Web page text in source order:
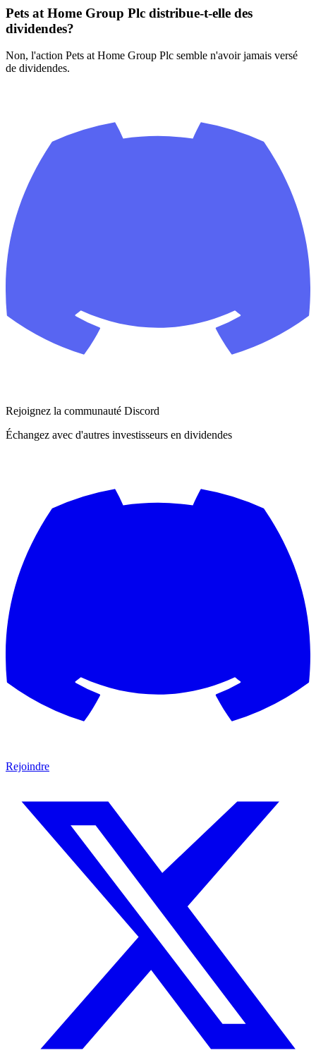
Pets at Home Group Plc distribue-t-elle des
dividendes?
Non, l'action Pets at Home Group Plc semble n'avoir jamais versé
de dividendes.
Rejoignez la communauté Discord
Échangez avec d'autres investisseurs en dividendes
Rejoindre